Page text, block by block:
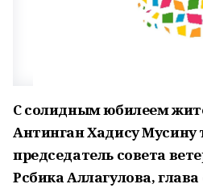
С солидным юбилеем
Антинган Хадису Мусину
председатель совета
Рсбика Аллагулова, глава